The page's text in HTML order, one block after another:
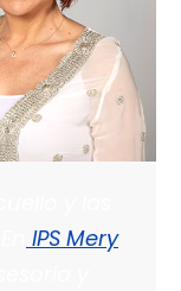
IPS Mery
y